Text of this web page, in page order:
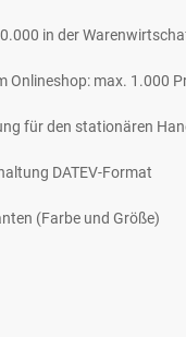
in der
Onlineshop: max. 1.000
für den stationären
DATEV-Format
(Farbe und Größe)